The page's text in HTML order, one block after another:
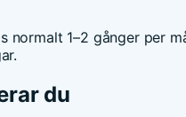
normalt 1–2 gånger per
du